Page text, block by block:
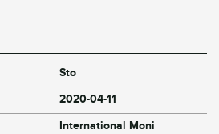
Sto
2020-04-11
International Moni